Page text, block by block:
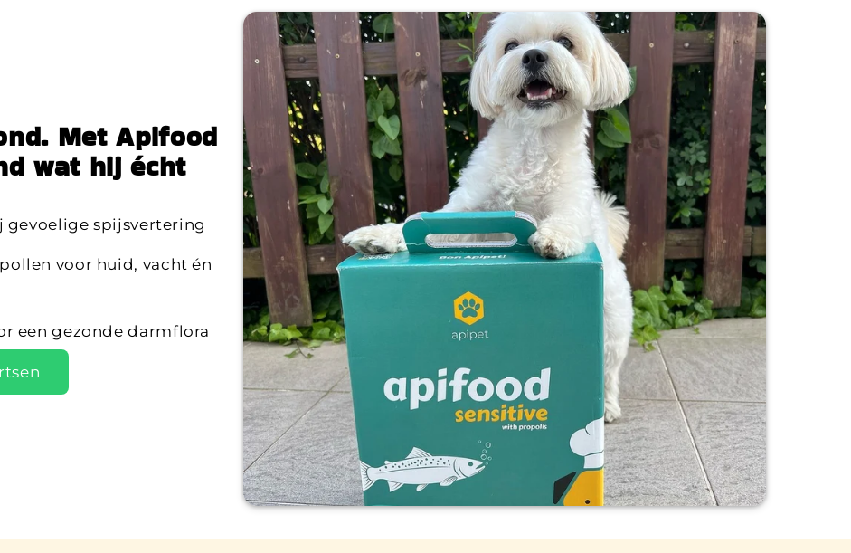
Met Apifood
wat hij écht
gevoelige spijsvertering
voor huid, vacht én
een gezonde darmflora